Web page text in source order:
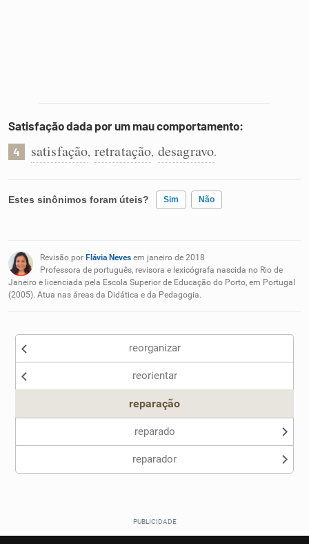
Satisfação dada por um mau comportamento:
4 satisfação, retratação, desagravo.
Estes sinônimos foram úteis? Sim Não
Nenhum dos sinônimos apresentados me ajudou
Outro
Revisão por Flávia Neves em janeiro de 2018
Professora de português, revisora e lexicógrafa nascida no Rio de
Janeiro e licenciada pela Escola Superior de Educação do Porto, em Portugal
(2005). Atua nas áreas da Didática e da Pedagogia.
reorganizar
reorientar
reparação
reparado
reparador